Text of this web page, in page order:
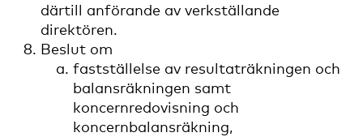
därtill anförande av verkställande
direktören.
Beslut om
fastställelse av resultaträkningen och
balansräkningen samt
koncernredovisning och
koncernbalansräkning,